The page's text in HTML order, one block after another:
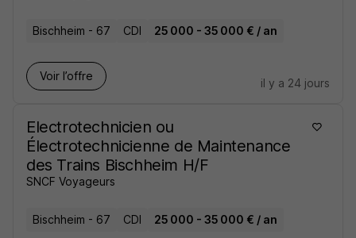
Bischheim - 67 CDI 25 000 - 35 000 € / an
Voir l’offre
il y a 24 jours
Electrotechnicien ou
Électrotechnicienne de Maintenance
des Trains Bischheim H/F
SNCF Voyageurs
Bischheim - 67 CDI 25 000 - 35 000 € / an